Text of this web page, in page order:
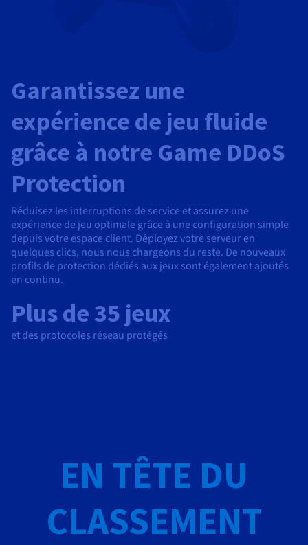
Garantissez une
expérience de jeu fluide
grâce à notre Game DDoS
Protection
Réduisez les interruptions de service et assurez une
expérience de jeu optimale grâce à une configuration simple
depuis votre espace client. Déployez votre serveur en
quelques clics, nous nous chargeons du reste. De nouveaux
profils de protection dédiés aux jeux sont également ajoutés
en continu.
Plus de 35 jeux
et des protocoles réseau protégés
EN TÊTE DU
CLASSEMENT